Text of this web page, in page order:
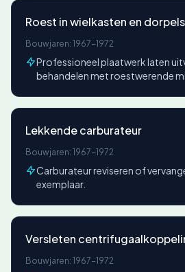
Roest in wielkasten en dorpels
Bouwjaren: 1967-1972
Professioneel plaatwerk laten
behandelen met roestwerende
Lekkende carburateur
Bouwjaren: 1967-1972
Carburateur reviseren of
exemplaar.
Versleten
Bouwjaren: 1967-1972